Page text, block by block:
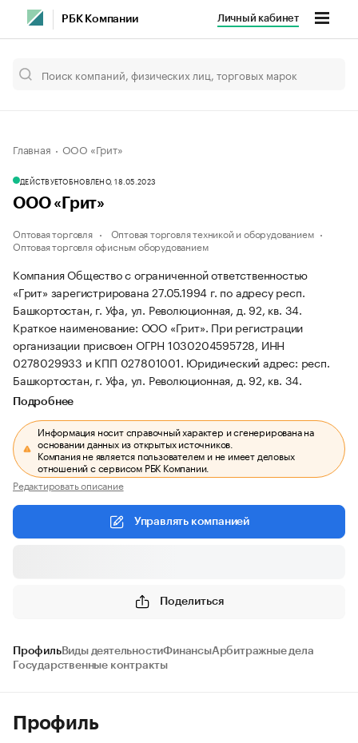
РБК Компании Личный кабинет
Главная ООО «Грит»
ДЕЙСТВУЕТОБНОВЛЕНО, 18.05.2023
ООО «Грит»
Оптовая торговля
Оптовая торговля техникой и оборудованием
Оптовая торговля офисным оборудованием
Компания Общество с ограниченной ответственностью
«Грит» зарегистрирована 27.05.1994 г. по адресу респ.
Башкортостан, г. Уфа, ул. Революционная, д. 92, кв. 34.
Краткое наименование: ООО «Грит». При регистрации
организации присвоен ОГРН 1030204595728, ИНН
0278029933 и КПП 027801001. Юридический адрес: респ.
Башкортостан, г. Уфа, ул. Революционная, д. 92, кв. 34.
Подробнее
Информация носит справочный характер и сгенерирована на
основании данных из открытых источников.
Компания не является пользователем и не имеет деловых
отношений с сервисом РБК Компании.
Редактировать описание
Управлять компанией
Поделиться
ПрофильВиды деятельностиФинансыАрбитражные дела
Государственные контракты
Профиль